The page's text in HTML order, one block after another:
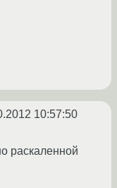
10:57:50
раскаленной